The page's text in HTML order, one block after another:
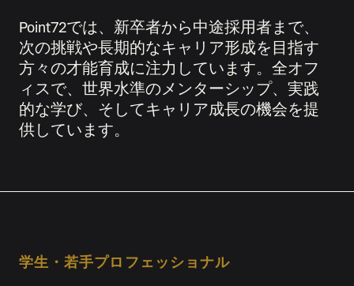
Point72では、新卒者から中途採用者まで、
次の挑戦や長期的なキャリア形成を目指す
方々の才能育成に注力しています。全オフ
ィスで、世界水準のメンターシップ、実践
的な学び、そしてキャリア成長の機会を提
供しています。
学生・若手プロフェッショナル